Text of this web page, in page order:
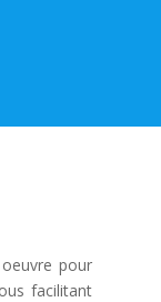
pour
facilitant